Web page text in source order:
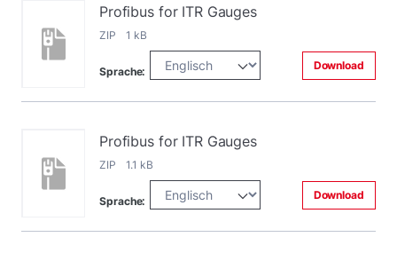
Profibus for ITR Gauges
ZIP 1 kB
Sprache: Download
Profibus for ITR Gauges
ZIP 1.1 kB
Sprache: Download